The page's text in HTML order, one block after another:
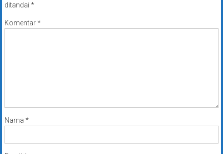
ditandai *
Komentar*
Nama *